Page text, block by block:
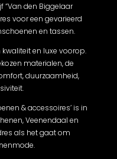
“Van den Biggelaar
voor een gevarieerd
en tassen.
en luxe voorop.
materialen, de
duurzaamheid,
& accessoires’ is in
Veenendaal en
als het gaat om